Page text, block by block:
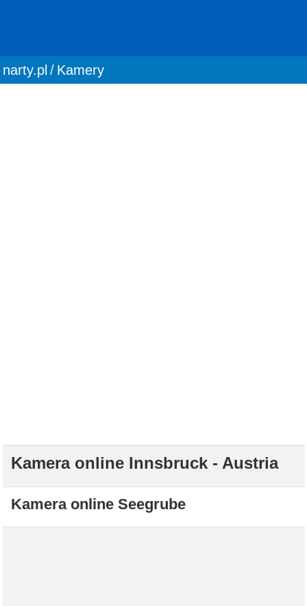
You are here:
narty.pl Kamery
Kamera online Innsbruck - Austria
Kamera online Seegrube